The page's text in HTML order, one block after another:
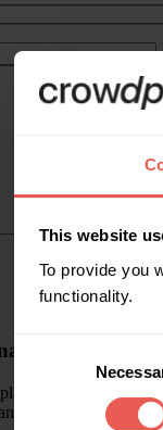
This website
To provide you
functionality.
Consent
plataforma
lituano: VMI –